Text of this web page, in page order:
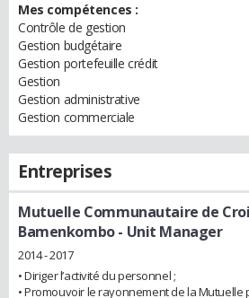
Mes compétences :
Contrôle de gestion
Gestion budgétaire
Gestion portefeuille crédit
Gestion
Gestion administrative
Gestion commerciale
Entreprises
Mutuelle Communautaire de
Bamenkombo- Unit Manager
2014 - 2017
• Diriger l’activité du personnel ;
• Promouvoir le rayonnement de la